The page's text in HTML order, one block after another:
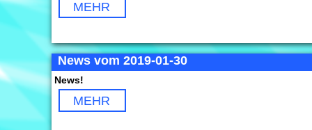
MEHR
News vom 2019-01-30
News!
MEHR